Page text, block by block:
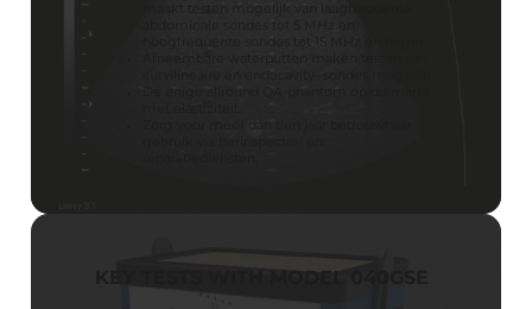
maakt testen mogelijk van laagfrequente
Afneembare waterputten maken testen van
curvilineaire en endocavity- sondes mogelijk.
De enige allround QA-phantom op de markt
KEY TESTS WITH MODEL 040GSE